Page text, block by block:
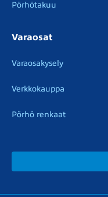
Pörhötakuu
Varaosat
Varaosakysely
Verkkokauppa
Pörhö renkaat